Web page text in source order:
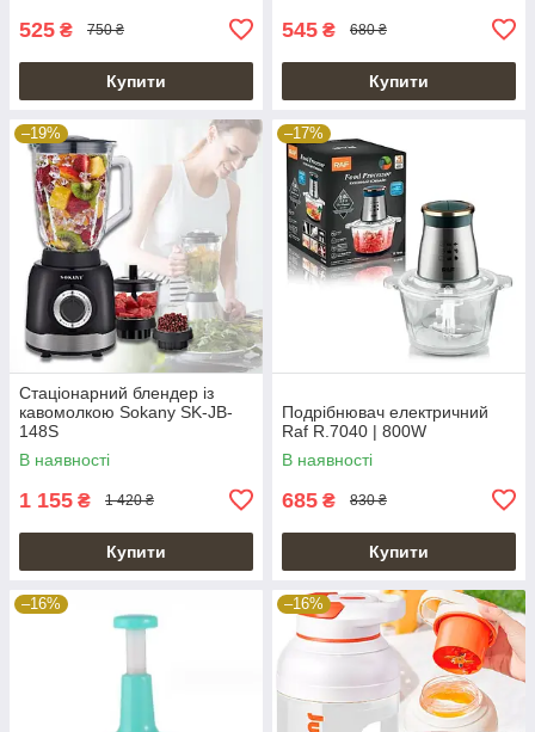
525 ₴ 750 ₴
Купити
545 ₴ 680 ₴
Купити
–19%
Стаціонарний блендер із
кавомолкою Sokany SK-JB-
148S
В наявності
1 155 ₴ 1 420 ₴
Купити
–17%
Подрібнювач електричний
Raf R.7040 | 800W
В наявності
685 ₴ 830 ₴
Купити
–16% –16%